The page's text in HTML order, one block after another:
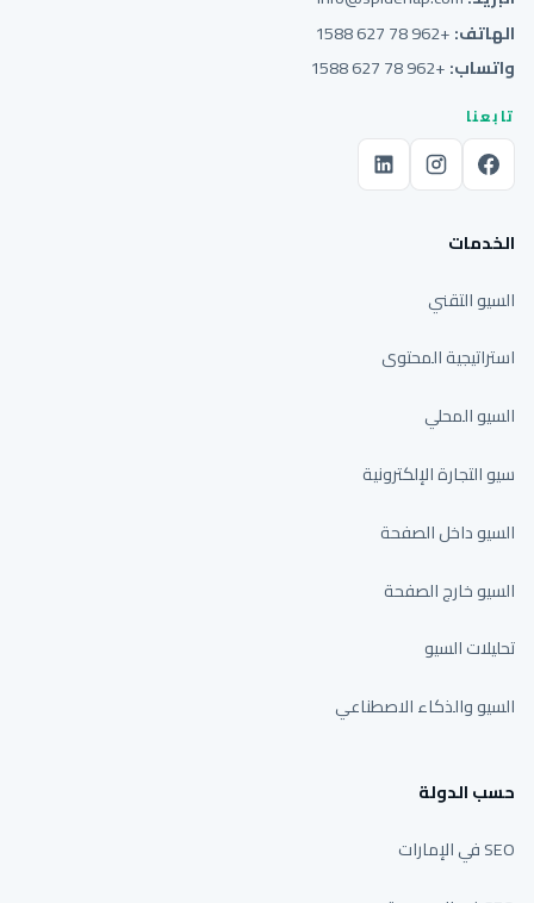
الهاتف:+962 78 627 1588
واتساب:+962 78 627 1588
تابعنا
الخدمات
السيو التقني
استراتيجية المحتوى
السيو المحلي
سيو التجارة الإلكترونية
السيو داخل الصفحة
السيو خارج الصفحة
تحليلات السيو
السيو والذكاء الاصطناعي
حسب الدولة
SEO في الإمارات